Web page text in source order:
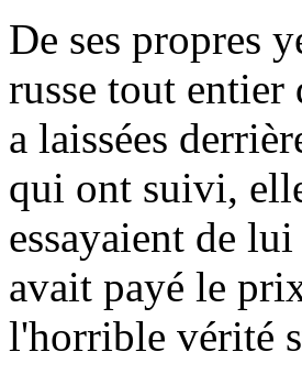
De ses propres
russe tout entier
a laissées
qui ont suivi,
essayaient de
avait payé le
l'horrible vérité